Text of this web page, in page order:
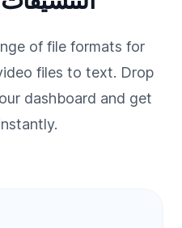
of file formats for
files to text. Drop
dashboard and get